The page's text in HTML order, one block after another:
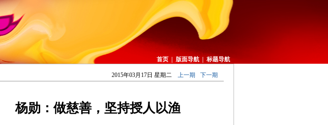
首页 版面导航 标题导航
2015年03月17日 星期二 上一期 下一期
杨勋：做慈善，坚持授人以渔